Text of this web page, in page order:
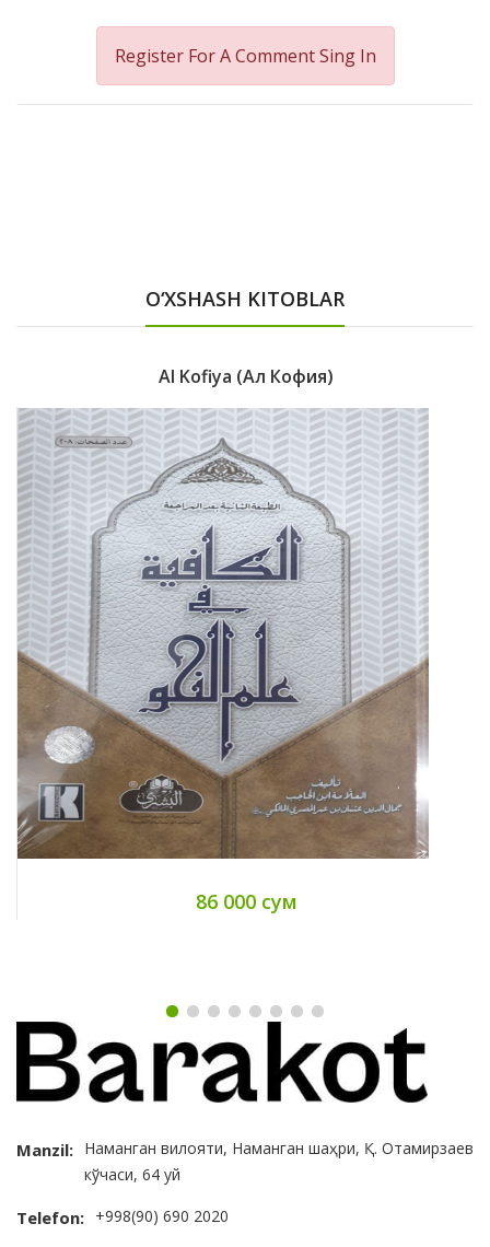
Register For A CommentSing In
O‘XSHASH KITOBLAR
Al Kofiya (Ал Кофия)
86 000 сум
Manzil: Наманган вилояти, Наманган шаҳри, Қ. Отамирзаев
кўчаси, 64 уй
Telefon: +998(90) 690 2020